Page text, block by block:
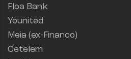
Floa Bank
Younited
Meia (ex-Financo)
Cetelem